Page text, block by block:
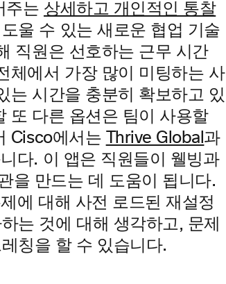
주는 상세하고 개인적인 통찰
울 수 있는 새로운 협업 기술
직원은 선호하는 근무 시간
체에서 가장 많이 미팅하는 사
는 시간을 충분히 확보하고 있
또 다른 옵션은 팀이 사용할
Cisco에서는
Thrive Global 과
다. 이 앱은 직원들이 웰빙과
을 만드는 데 도움이 됩니다.
에 대해 사전 로드된 재설정
는 것에 대해 생각하고, 문제
칭을 할 수 있습니다.